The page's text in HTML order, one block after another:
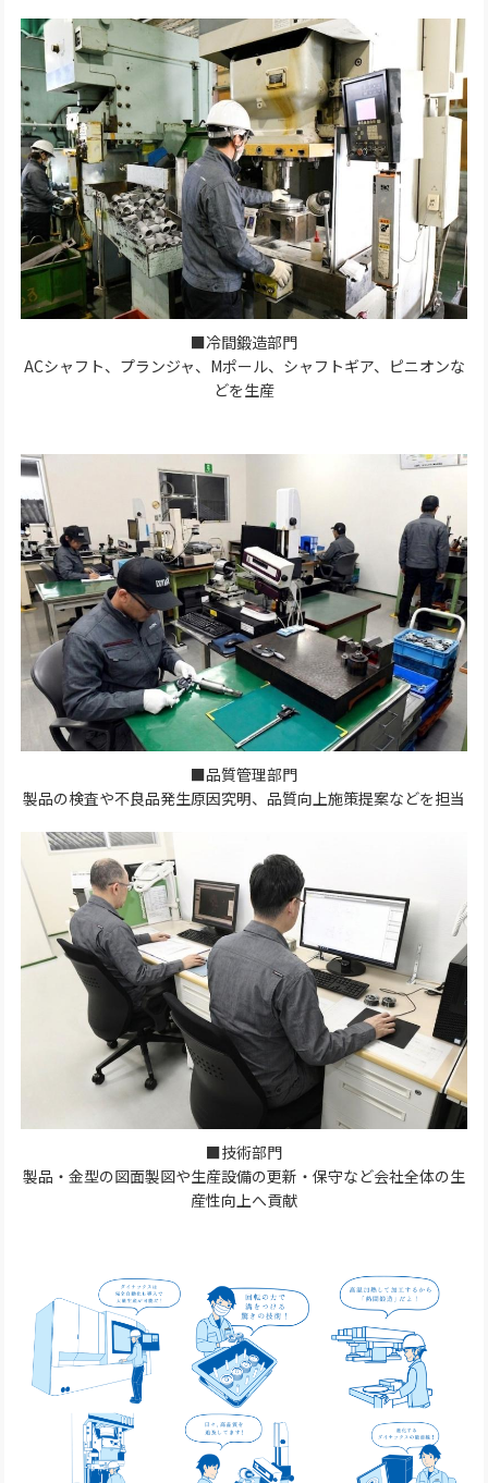
■冷間鍛造部門
ACシャフト、プランジャ、Mポール、シャフトギア、ピニオンな
どを生産
■品質管理部門
製品の検査や不良品発生原因究明、品質向上施策提案などを担当
■技術部門
製品・金型の図面製図や生産設備の更新・保守など会社全体の生
産性向上へ貢献